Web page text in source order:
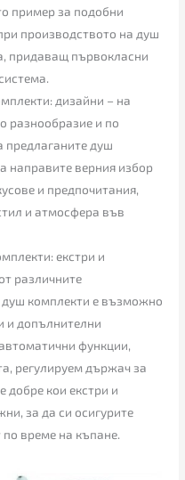
пример за подобни
производството на душ
придаващ първокласни
дизайни – на
разнообразие и по
предлаганите душ
направите верния избор
и предпочитания,
и атмосфера във
екстри и
различните
комплекти е възможно
и допълнителни
функции,
регулируем държач за
добре кои екстри и
за да си осигурите
време на къпане.